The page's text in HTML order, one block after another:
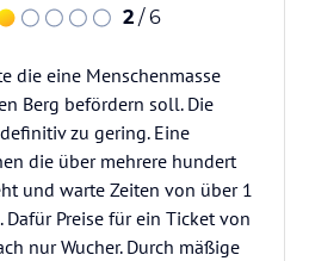
2 / 6
die eine Menschenmasse
Berg befördern soll. Die
zu gering. Eine
die über mehrere hundert
und warte Zeiten von über 1
Preise für ein Ticket von
nur Wucher. Durch mäßige